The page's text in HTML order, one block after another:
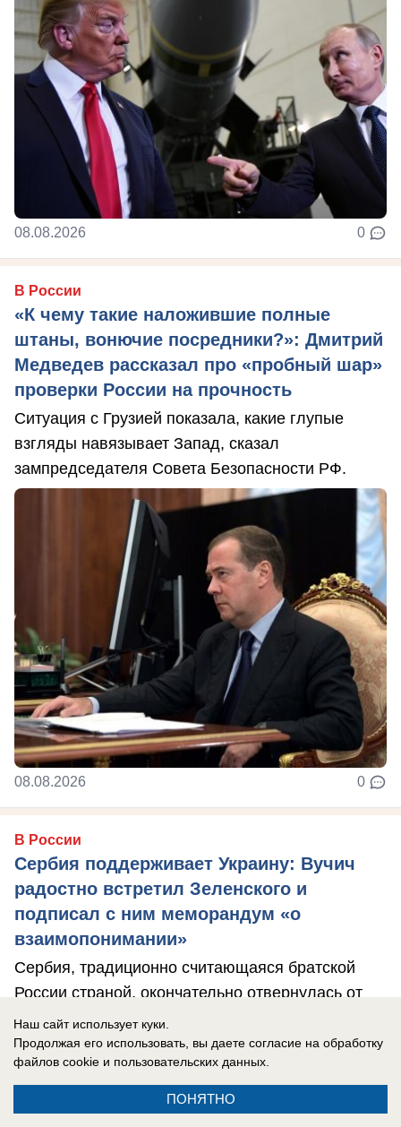
08.08.2026 0
В России
«К чему такие наложившие полные
штаны, вонючие посредники?»: Дмитрий
Медведев рассказал про «пробный шар»
проверки России на прочность
Ситуация с Грузией показала, какие глупые
взгляды навязывает Запад, сказал
зампредседателя Совета Безопасности РФ.
08.08.2026 0
В России
Сербия поддерживает Украину: Вучич
радостно встретил Зеленского и
подписал с ним меморандум «о
взаимопонимании»
Сербия, традиционно считающаяся братской
России страной, окончательно отвернулась от
РФ.
Наш сайт использует куки.
Продолжая его использовать, вы даете согласие на обработку
файлов cookie и пользовательских данных.
ПОНЯТНО